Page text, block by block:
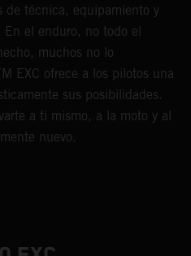
de técnica, equipamiento y
el enduro, no todo el
muchos no lo
EXC ofrece a los pilotos una
sus posibilidades.
a ti mismo, a la moto y al
nuevo.